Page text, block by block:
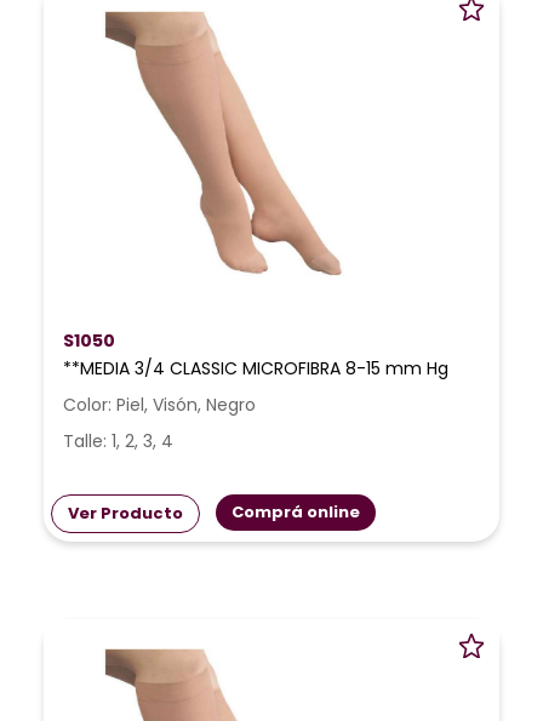
S1050
**MEDIA 3/4 CLASSIC MICROFIBRA 8-15 mm Hg
Color: Piel, Visón, Negro
Talle: 1, 2, 3, 4
Ver Producto Comprá online